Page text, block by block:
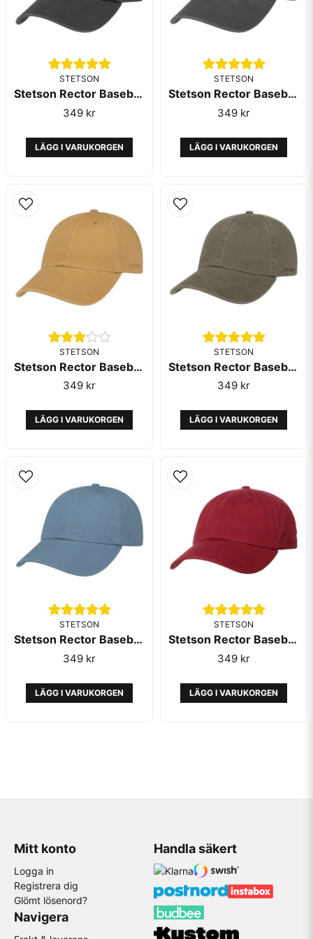
Skicka fråga
STETSON
Stetson Rector Baseball Cap Black
349 kr
LÄGG I VARUKORGEN
STETSON
Stetson Rector Baseball Cap Grey
349 kr
LÄGG I VARUKORGEN
STETSON
Stetson Rector Baseball Cap Light Brown
349 kr
LÄGG I VARUKORGEN
STETSON
Stetson Rector Baseball Cap Olive
349 kr
LÄGG I VARUKORGEN
STETSON
Stetson Rector Baseball Cap Light Blue
349 kr
LÄGG I VARUKORGEN
STETSON
Stetson Rector Baseball Cap Bordeaux
349 kr
LÄGG I VARUKORGEN
Mitt konto
Logga in
Registrera dig
Glömt lösenord?
Navigera
Handla säkert